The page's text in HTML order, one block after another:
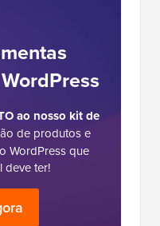
ao nosso kit de
de produtos e
WordPress que
ter!